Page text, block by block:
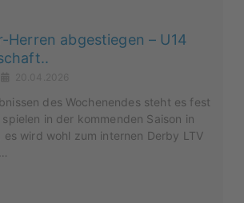
Herren abgestiegen – U14
des Wochenendes steht es fest
in der kommenden Saison in
es wird wohl zum internen Derby LTV